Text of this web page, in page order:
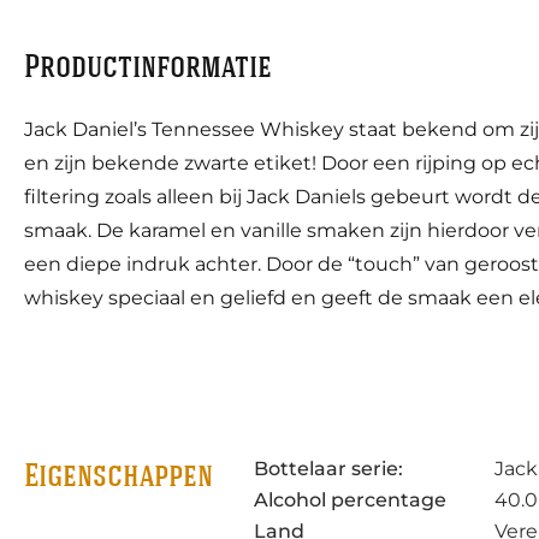
Productinformatie
Jack Daniel’s Tennessee Whiskey staat bekend om
en zijn bekende zwarte etiket! Door een rijping op
filtering zoals alleen bij Jack Daniels gebeurt wordt
smaak. De karamel en vanille smaken zijn hierdoor
een diepe indruk achter. Door de “touch” van
whiskey speciaal en geliefd en geeft de smaak een
Eigenschappen Bottelaar serie:
Alcohol percentage
40.0
Land